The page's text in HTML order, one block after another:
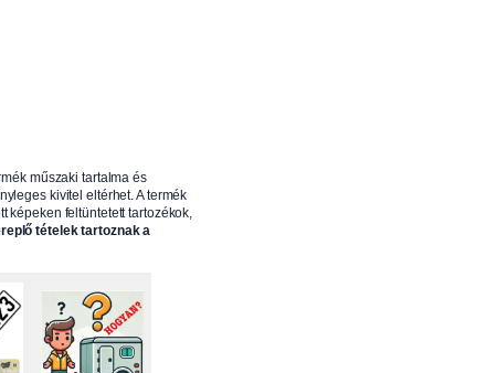
műszaki tartalma és
kivitel eltérhet. A termék
képeken feltüntetett tartozékok,
tételek tartoznak a